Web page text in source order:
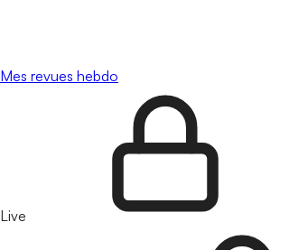
Mes revues hebdo
Live